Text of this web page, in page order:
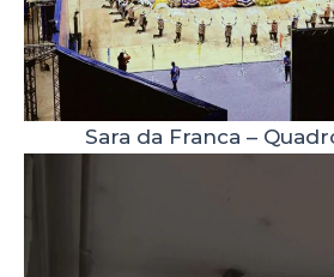
Sara da Franca –